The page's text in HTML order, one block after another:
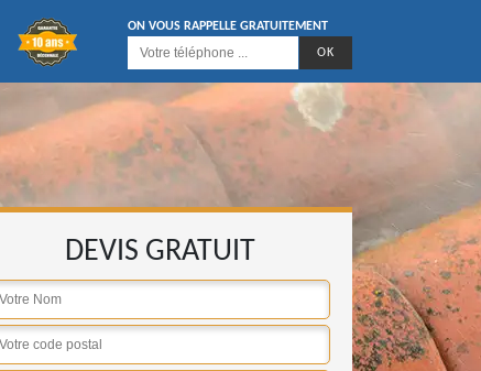
ON VOUS RAPPELLE GRATUITEMENT
DEVIS GRATUIT